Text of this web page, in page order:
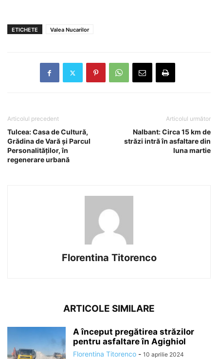
ETICHETE Valea Nucarilor
Articolul precedent
Tulcea: Casa de Cultură,
Grădina de Vară și Parcul
Personalităților, în
regenerare urbană
Articolul următor
Nalbant: Circa 15 km de
străzi intră în asfaltare din
luna martie
Florentina Titorenco
ARTICOLE SIMILARE
A început pregătirea străzilor
pentru asfaltare în Agighiol
Florentina Titorenco - 10 aprilie 2024